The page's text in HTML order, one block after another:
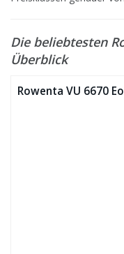
Die beliebtesten
Überblick
Rowenta VU 6670